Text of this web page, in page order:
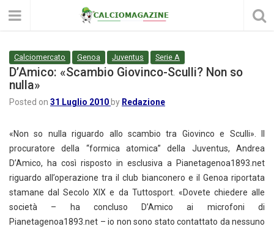
Calciomercato Genoa Juventus Serie A
D’Amico: «Scambio Giovinco-Sculli? Non so
nulla»
Posted on 31 Luglio 2010 by Redazione
«Non so nulla riguardo allo scambio tra Giovinco e Sculli». Il
procuratore della “formica atomica” della Juventus, Andrea
D’Amico, ha così risposto in esclusiva a Pianetagenoa1893.net
riguardo all’operazione tra il club bianconero e il Genoa riportata
stamane dal Secolo XIX e da Tuttosport. «Dovete chiedere alle
società – ha concluso D’Amico ai microfoni di
Pianetagenoa1893.net – io non sono stato contattato da nessuno